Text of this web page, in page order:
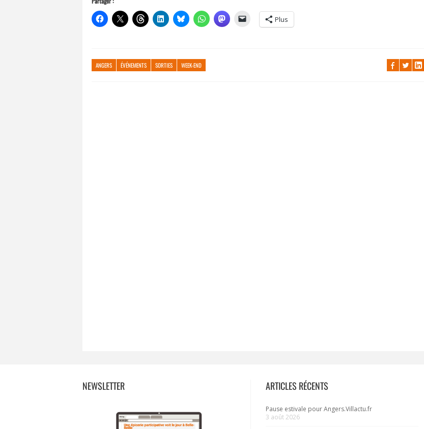
Plus
ANGERS ÉVÉNEMENTS SORTIES WEEK-END
NEWSLETTER ARTICLES RÉCENTS
Pause estivale pour Angers.Villactu.fr
3 août 2026